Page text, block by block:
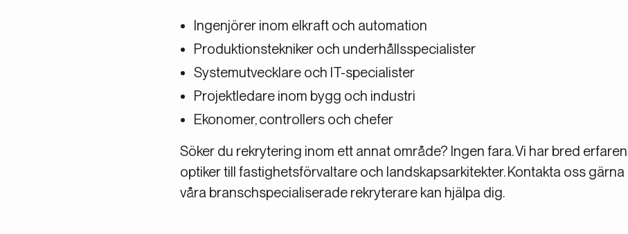
Ingenjörer inom elkraft och automation
Produktionstekniker och underhållsspecialister
Systemutvecklare och IT-specialister
Projektledare inom bygg och industri
Ekonomer, controllers och chefer
Söker du rekrytering inom ett annat område? Ingen fara. Vi har bred
optiker till fastighetsförvaltare och landskapsarkitekter. Kontakta oss
våra branschspecialiserade rekryterare kan hjälpa dig.